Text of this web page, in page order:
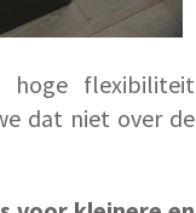
hoge flexibiliteit
dat niet over de